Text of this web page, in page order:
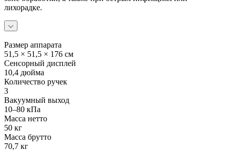
лихорадке.
Размер аппарата
51,5 × 51,5 × 176 см
Сенсорный дисплей
10,4 дюйма
Количество ручек
3
Вакуумный выход
10–80 кПа
Масса нетто
50 кг
Масса брутто
70,7 кг